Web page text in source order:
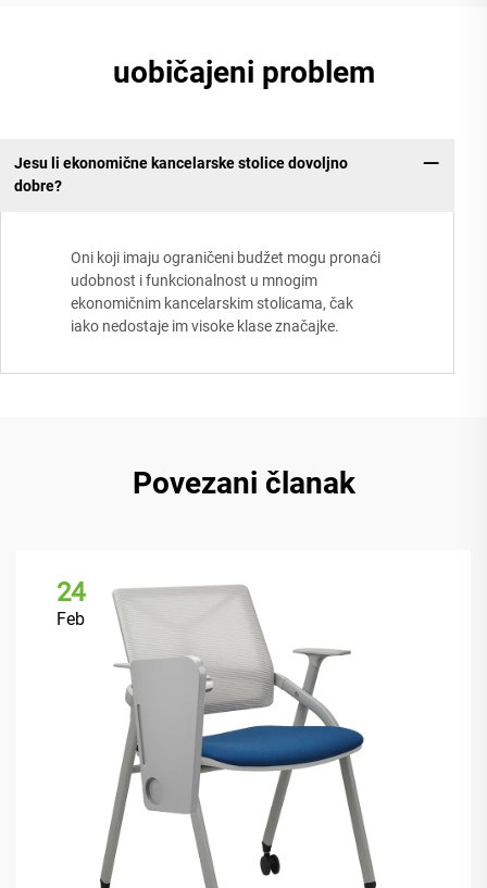
uobičajeni problem
Jesu li ekonomične kancelarske stolice dovoljno
dobre?
Oni koji imaju ograničeni budžet mogu pronaći
udobnost i funkcionalnost u mnogim
ekonomičnim kancelarskim stolicama, čak
iako nedostaje im visoke klase značajke.
Povezani članak
24
Feb